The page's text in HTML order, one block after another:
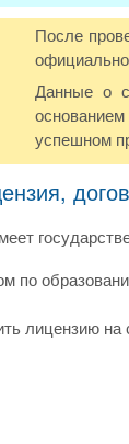
После
Данные о
успешном
по
лицензию на